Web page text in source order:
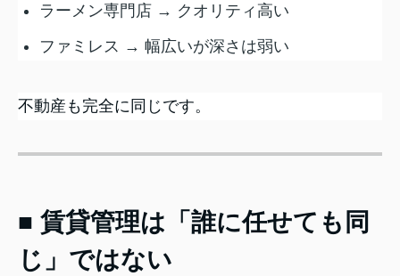
ラーメン専門店 → クオリティ高い
ファミレス → 幅広いが深さは弱い
不動産も完全に同じです。
■ 賃貸管理は「誰に任せても同
じ」ではない